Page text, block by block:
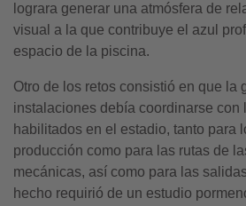
lograra generar una atmósfera de
visual a la que contribuye el azul
espacio de la piscina.
Otro de los retos consistió en que la
instalaciones debía coordinarse con
habilitados en el estadio, tanto para
producción como para las rutas de
mecánicas, así como para las
hecho requirió de un estudio